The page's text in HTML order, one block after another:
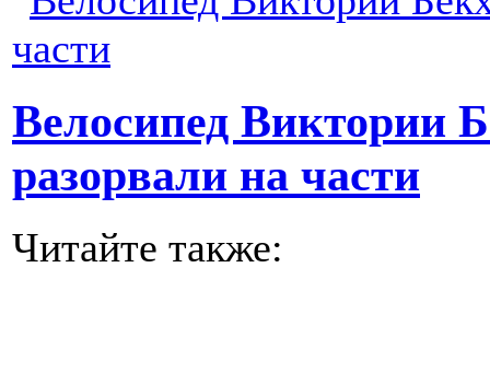
Велосипед Виктории
разорвали на части
Читайте также: